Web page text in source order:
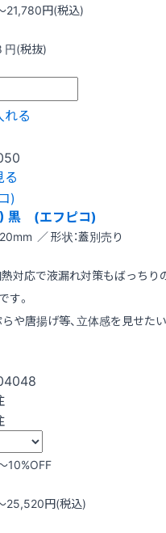
21,780円(税込)
円(税抜)
れる
る
黒 (エフピコ)
／ 形状：蓋別売り
対応で液漏れ対策もばっちり
す。
や唐揚げ等、立体感を見せた
10%OFF
25,520円(税込)